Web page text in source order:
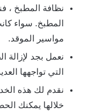
نظافة المطبخ ،
المطبخ. سواء
مواسير الموقد.
نعمل بجد لإزالة
التي تواجهها
نقدم لك هذه
خلالها يمكنك